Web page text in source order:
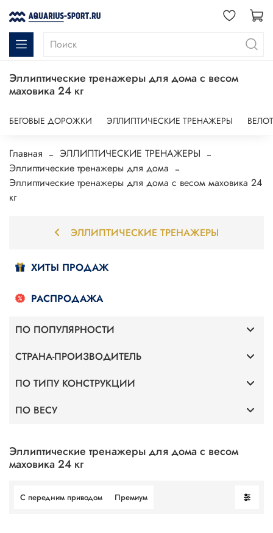
Эллиптические тренажеры для дома с весом
маховика 24 кг
БЕГОВЫЕ ДОРОЖКИ ЭЛЛИПТИЧЕСКИЕ ТРЕНАЖЕРЫ
Главная
ЭЛЛИПТИЧЕСКИЕ ТРЕНАЖЕРЫ
Эллиптические тренажеры для дома
Эллиптические тренажеры для дома с весом маховика 24
кг
Эллиптические тренажеры для дома с весом
маховика 24 кг
С передним приводом Премиум
ЭЛЛИПТИЧЕСКИЕ ТРЕНАЖЕРЫ
ХИТЫ ПРОДАЖ
РАСПРОДАЖА
ПО ПОПУЛЯРНОСТИ
Премиум
С передним приводом
СТРАНА-ПРОИЗВОДИТЕЛЬ
Германия
ПО ТИПУ КОНСТРУКЦИИ
С передним приводом
ПО ВЕСУ
Для веса 130 кг
Для веса 140 кг